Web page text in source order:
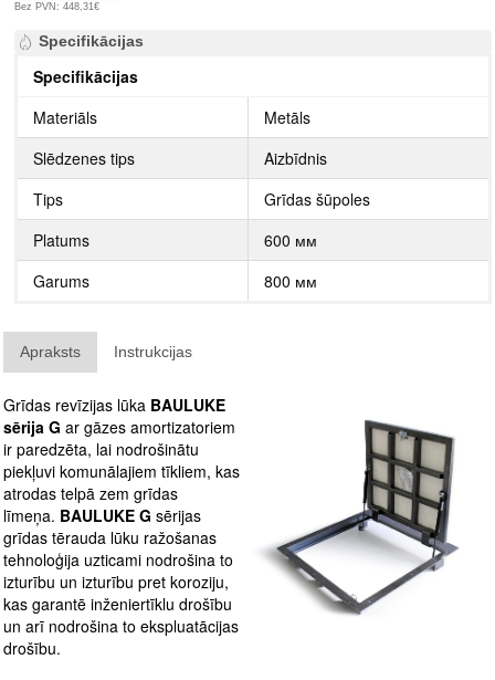
Bez PVN: 448,31€
Specifikācijas
Specifikācijas
Materiāls
Metāls
Slēdzenes tips
Aizbīdnis
Tips
Grīdas šūpoles
Platums
600 мм
Garums
800 мм
Apraksts Instrukcijas
Grīdas revīzijas lūka BAULUKE
sērija G ar gāzes amortizatoriem
ir paredzēta, lai nodrošinātu
piekļuvi komunālajiem tīkliem, kas
atrodas telpā zem grīdas
līmeņa. BAULUKE G sērijas
grīdas tērauda lūku ražošanas
tehnoloģija uzticami nodrošina to
izturību un izturību pret koroziju,
kas garantē inženiertīklu drošību
un arī nodrošina to ekspluatācijas
drošību.